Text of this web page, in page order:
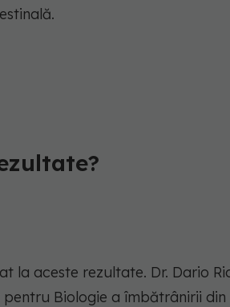
la aceste rezultate. Dr. Dario
Biologie a îmbătrânirii din